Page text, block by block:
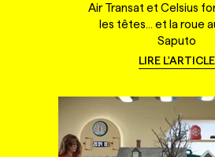
Air Transat et Celsius
les têtes... et la roue
Saputo
LIRE L'ARTICLE